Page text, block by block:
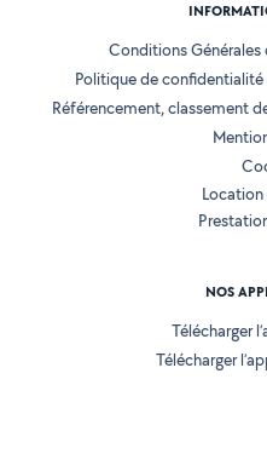
Conditions
Politique de
Référencement, classement
NOS
Télécharger
Télécharger